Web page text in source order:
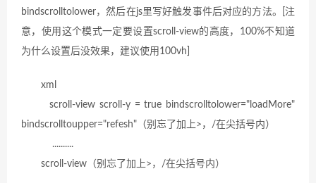
bindscrolltolower，然后在js里写好触发事件后对应的方法。[注
意，使用这个模式一定要设置scroll-view的高度，100%不知道
为什么设置后没效果，建议使用100vh]
xml
scroll-view scroll-y = true bindscrolltolower="loadMore"
bindscrolltoupper="refesh" （别忘了加上>， /在尖括号内 ）
..........
scroll-view （别忘了加上>， /在尖括号内 ）